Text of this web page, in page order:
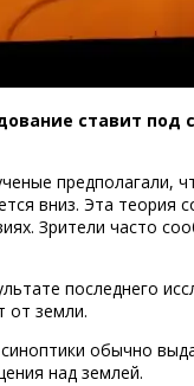
ставит
предполагали,
вниз. Эта теория
Зрители часто
последнего
от земли.
синоптики обычно
над землей.